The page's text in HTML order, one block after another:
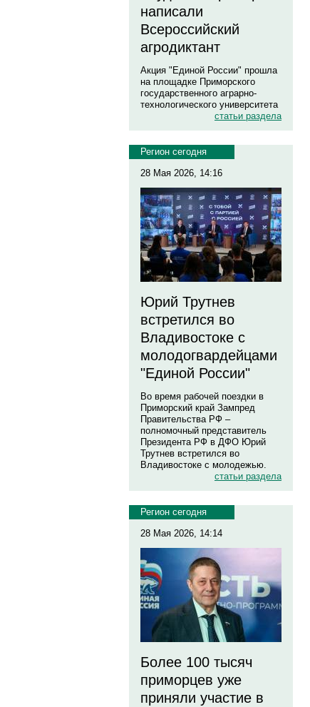
написали
Всероссийский
агродиктант
Акция "Единой России" прошла
на площадке Приморского
государственного аграрно-
технологического университета
статьи раздела
Регион сегодня
28 Мая 2026, 14:16
Юрий Трутнев
встретился во
Владивостоке с
молодогвардейцами
"Единой России"
Во время рабочей поездки в
Приморский край Зампред
Правительства РФ –
полномочный представитель
Президента РФ в ДФО Юрий
Трутнев встретился во
Владивостоке с молодежью.
статьи раздела
Регион сегодня
28 Мая 2026, 14:14
Более 100 тысяч
приморцев уже
приняли участие в